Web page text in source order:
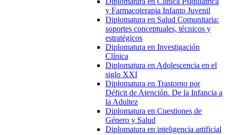
y Farmacoterapia Infanto Juvenil
Diplomatura en Salud Comunitaria:
soportes conceptuales, técnicos y
estratégicos
Diplomatura en Investigación
Clínica
Diplomatura en Adolescencia en el
siglo XXI
Diplomatura en Trastorno por
Déficit de Atención. De la Infancia a
la Adultez
Diplomatura en Cuestiones de
Género y Salud
Diplomatura en inteligencia artificial